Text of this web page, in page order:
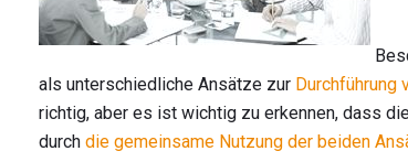
als unterschiedliche Ansätze zur Durchführung
richtig, aber es ist wichtig zu erkennen, dass
durch die gemeinsame Nutzung der beiden